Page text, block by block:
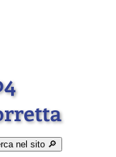
nel sito 🔎︎